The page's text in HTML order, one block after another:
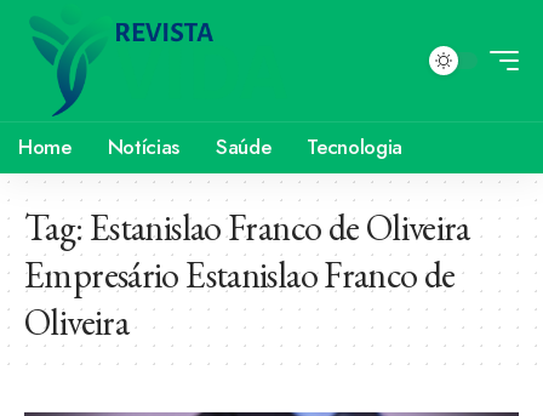
Home Notícias Saúde Tecnologia
Tag:Estanislao Franco de Oliveira
Empresário Estanislao Franco de
Oliveira